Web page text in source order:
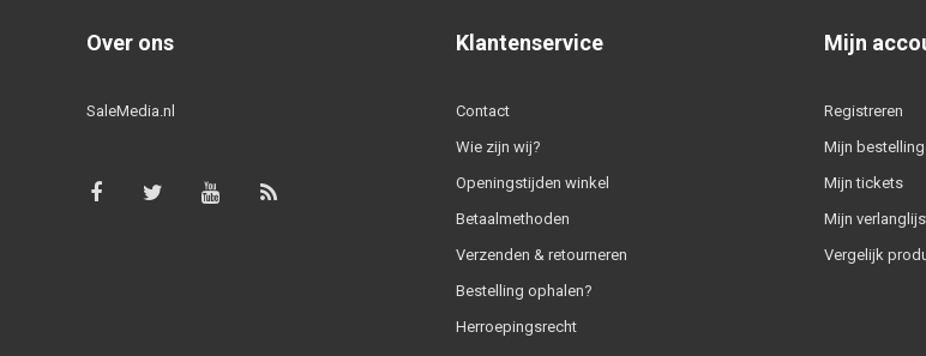
Over ons
SaleMedia.nl
Klantenservice
Contact
Wie zijn wij?
Openingstijden winkel
Betaalmethoden
Verzenden & retourneren
Bestelling ophalen?
Herroepingsrecht
Mijn
Registreren
Mijn
Mijn tickets
Mijn
Vergelijk